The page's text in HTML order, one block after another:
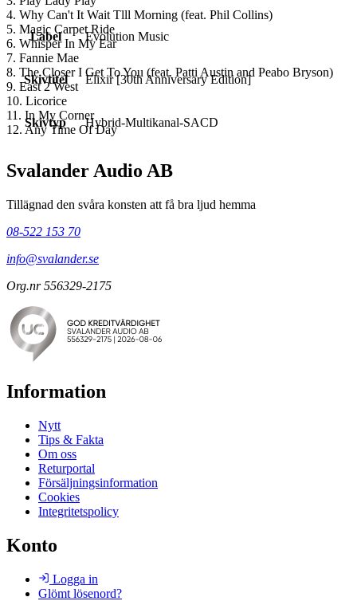
4. Why Can't It Wait Tlll Morning (feat. Phil Collins)
5. Magic Carpet Ride
6. Whisper In My Ear
7. Fannie Mae
8. The Closer I Get To You (feat. Patti Austin and Peabo Bryson)
9. East 2 West
10. Licorice
11. In My Corner
12. Any Time Of Day
Label Evolution Music
Skivtitel Elixir [30th Anniversary Edition]
Skivtyp Hybrid-Multikanal-SACD
Svalander Audio AB
Tillägnad den svåra konsten att få bra ljud hemma
08-522 153 70
info@svalander.se
Org.nr 556329-2175
Information
Nytt
Tips & Fakta
Om oss
Returportal
Försäljningsinformation
Cookies
Integritetspolicy
Konto
Logga in
Glömt lösenord?